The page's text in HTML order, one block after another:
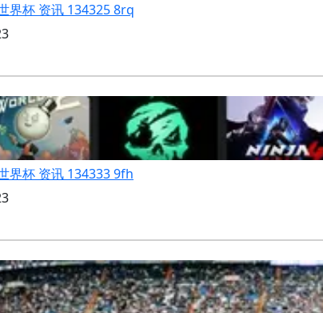
界杯 资讯 134325 8rq
界杯 资讯 134333 9fh